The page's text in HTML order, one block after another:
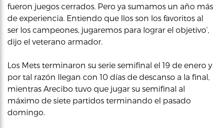
fueron juegos cerrados. Pero ya sumamos un año más
de experiencia. Entiendo que llos son los favoritos al
ser los campeones, jugaremos para lograr el objetivo’,
dijo el veterano armador.
Los Mets terminaron su serie semifinal el 19 de enero y
por tal razón llegan con 10 días de descanso a la final,
mientras Arecibo tuvo que jugar su semifinal al
máximo de siete partidos terminando el pasado
domingo.